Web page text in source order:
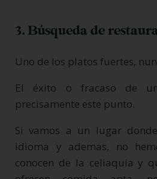
3. Búsqueda de
Uno de los platos fuertes,
El éxito o fracaso de
precisamente este punto.
Si vamos a un lugar
idioma y ademas, no
conocen de la celiaquía y